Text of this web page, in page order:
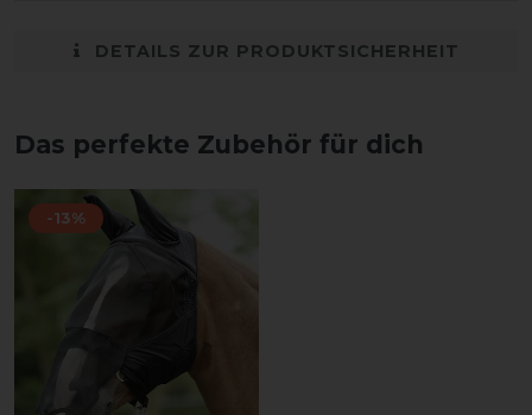
DETAILS ZUR PRODUKTSICHERHEIT
Das perfekte Zubehör für dich
-13%